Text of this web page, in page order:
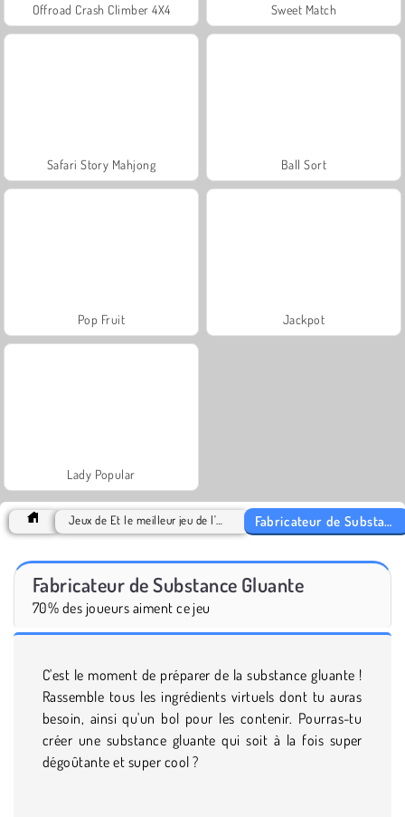
Offroad Crash Climber 4X4 Sweet Match
Safari Story Mahjong Ball Sort
Pop Fruit Jackpot
Lady Popular
Fabricateur de Substance Gluante
Fabricateur de Substance Gluante
70% des joueurs aiment ce jeu
C'est le moment de préparer de la substance gluante !
Rassemble tous les ingrédients virtuels dont tu auras
besoin, ainsi qu'un bol pour les contenir. Pourras-tu
créer une substance gluante qui soit à la fois super
dégoûtante et super cool ?